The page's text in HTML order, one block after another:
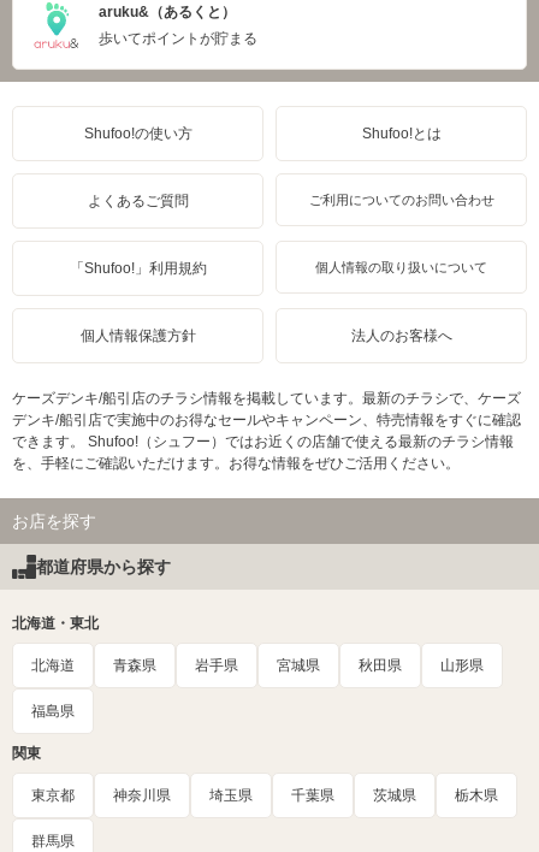
aruku&（あるくと）
歩いてポイントが貯まる
Shufoo!の使い方 Shufoo!とは
よくあるご質問 ご利用についてのお問い合わせ
「Shufoo!」利用規約 個人情報の取り扱いについて
個人情報保護方針 法人のお客様へ
ケーズデンキ/船引店のチラシ情報を掲載しています。最新のチラシで、ケーズ
デンキ/船引店で実施中のお得なセールやキャンペーン、特売情報をすぐに確認
できます。 Shufoo!（シュフー）ではお近くの店舗で使える最新のチラシ情報
を、手軽にご確認いただけます。お得な情報をぜひご活用ください。
お店を探す
都道府県から探す
北海道・東北
北海道 青森県 岩手県 宮城県 秋田県 山形県
福島県
関東
東京都 神奈川県 埼玉県 千葉県 茨城県 栃木県
群馬県